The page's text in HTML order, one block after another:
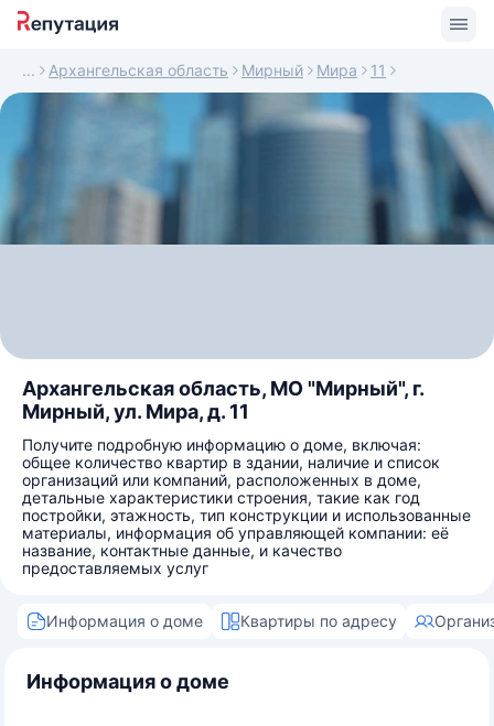
Архангельская область Мирный Мира 11
Архангельская область, МО "Мирный", г.
Мирный, ул. Мира, д. 11
Получите подробную информацию о доме, включая:
общее количество квартир в здании, наличие и список
организаций или компаний, расположенных в доме,
детальные характеристики строения, такие как год
постройки, этажность, тип конструкции и использованные
материалы, информация об управляющей компании: её
название, контактные данные, и качество
предоставляемых услуг
Информация о доме Квартиры по адресу
Информация о доме